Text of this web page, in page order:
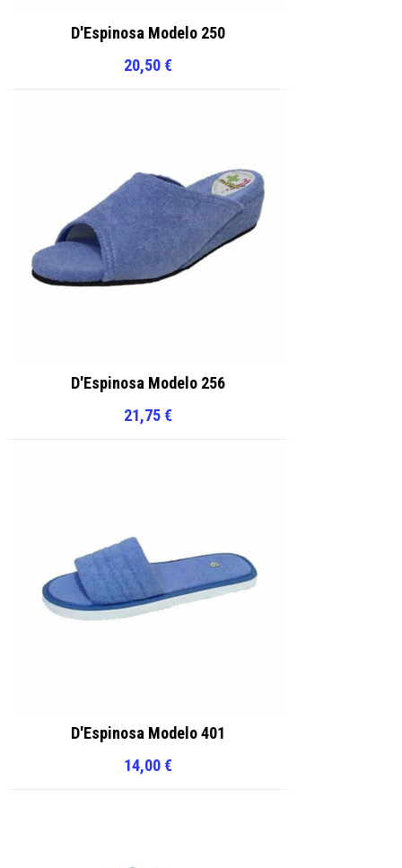
D'Espinosa Modelo 250
20,50€
D'Espinosa Modelo 256
21,75€
D'Espinosa Modelo 401
14,00€